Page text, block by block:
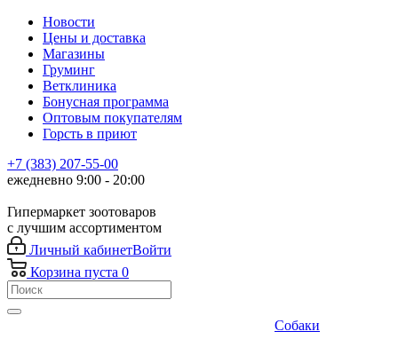
Новости
Цены и доставка
Магазины
Груминг
Ветклиника
Бонусная программа
Оптовым покупателям
Горсть в приют
+7 (383) 207-55-00
ежедневно 9:00 - 20:00
Гипермаркет зоотоваров
с лучшим ассортиментом
Личный кабинетВойти
Корзина пуста 0
Собаки